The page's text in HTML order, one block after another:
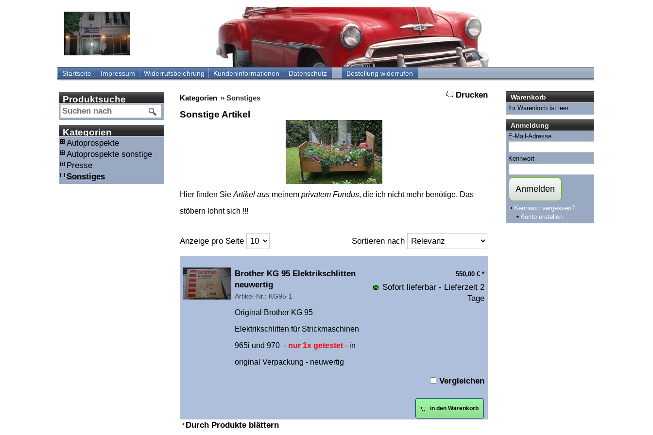
Startseite Impressum Widerrufsbelehrung Kundeninformationen Datenschutz Bestellung widerrufen
Produktsuche
Kategorien
Autoprospekte
Autoprospekte sonstige
Presse
Sonstiges
Warenkorb
Ihr Warenkorb ist leer.
Anmeldung
E-Mail-Adresse
Kennwort
Anmelden
Kennwort vergessen?
Konto erstellen
Drucken
Kategorien Sonstiges
Sonstige Artikel
Hier finden Sie Artikel aus meinem privatem Fundus, die ich nicht mehr benötige. Das
stöbern lohnt sich !!!
Anzeige pro Seite Sortieren nach
Überschrift
1
Brother KG 95 Elektrikschlitten
neuwertig
Artikel-Nr.: KG95-1
Original Brother KG 95
Elektrikschlitten für Strickmaschinen
965i und 970 - nur 1x getestet - in
original Verpackung - neuwertig
550,00 € *
Sofort lieferbar - Lieferzeit 2
Tage
Vergleichen
in den Warenkorb
Durch Produkte blättern